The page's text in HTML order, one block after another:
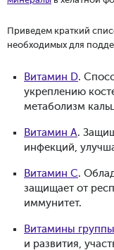
Приведем краткий
необходимых для
Витамин D.
укреплению
метаболизм
Витамин А.
инфекций,
Витамин С.
защищает от
иммунитет.
Витамины
и развития,